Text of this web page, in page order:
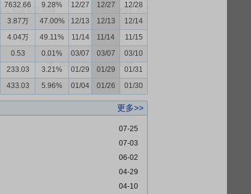
7632.66 9.28% 12/27 12/27
12/28
3.87万 47.00% 12/13 12/13
12/14
4.04万 49.11% 11/14 11/14
11/15
0.53 0.01% 03/07 03/07
03/10
233.03 3.21% 01/29 01/29
01/31
433.03 5.96% 01/04 01/26 01/30
更多>>
07-25
07-03
06-02
04-29
04-10